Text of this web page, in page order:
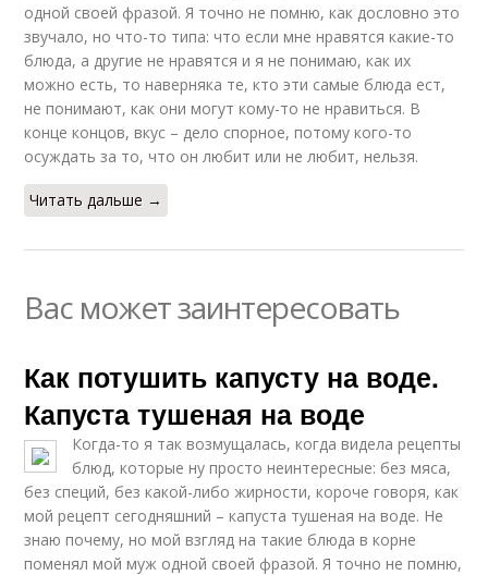
одной своей фразой. Я точно не помню, как дословно это
звучало, но что-то типа: что если мне нравятся какие-то
блюда, а другие не нравятся и я не понимаю, как их
можно есть, то наверняка те, кто эти самые блюда ест,
не понимают, как они могут кому-то не нравиться. В
конце концов, вкус – дело спорное, потому кого-то
осуждать за то, что он любит или не любит, нельзя.
Читать дальше →
Вас может заинтересовать
Как потушить капусту на воде.
Капуста тушеная на воде
Когда-то я так возмущалась, когда видела рецепты
блюд, которые ну просто неинтересные: без мяса,
без специй, без какой-либо жирности, короче говоря, как
мой рецепт сегодняшний – капуста тушеная на воде. Не
знаю почему, но мой взгляд на такие блюда в корне
поменял мой муж одной своей фразой. Я точно не помню,